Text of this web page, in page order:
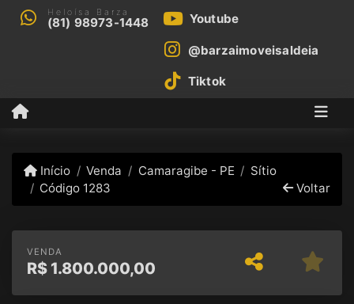
Heloísa Barza
(81) 98973-1448 Youtube
@barzaimoveisaldeia
Tiktok
Início Venda Camaragibe - PE
Sítio
Código 1283
Voltar
VENDA
R$ 1.800.000,00